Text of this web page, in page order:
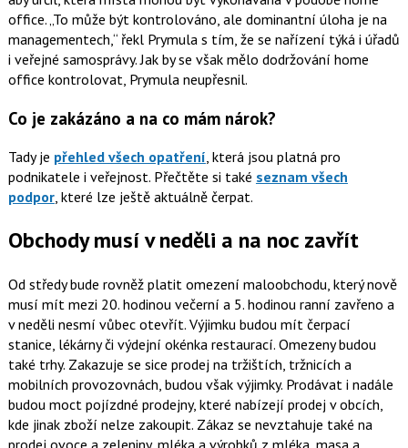
office. To může být kontrolováno, ale dominantní úloha je na
managementech, řekl Prymula s tím, že se nařízení týká i úřadů
i veřejné samosprávy. Jak by se však mělo dodržování home
office kontrolovat, Prymula neupřesnil.
Co je zakázáno a na co mám nárok?
Tady je přehled všech opatření, která jsou platná pro
podnikatele i veřejnost. Přečtěte si také seznam všech
podpor, které lze ještě aktuálně čerpat.
Obchody musí v neděli a na noc zavřít
Od středy bude rovněž platit omezení maloobchodu, který nově
musí mít mezi 20. hodinou večerní a 5. hodinou ranní zavřeno a
v neděli nesmí vůbec otevřít. Výjimku budou mít čerpací
stanice, lékárny či výdejní okénka restaurací. Omezeny budou
také trhy. Zakazuje se sice prodej na tržištích, tržnicích a
mobilních provozovnách, budou však výjimky. Prodávat i nadále
budou moct pojízdné prodejny, které nabízejí prodej v obcích,
kde jinak zboží nelze zakoupit. Zákaz se nevztahuje také na